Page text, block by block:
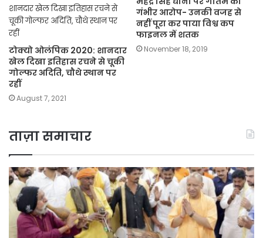
टोक्यो ओलंपिक 2020: शानदार
खेल दिखा इतिहास रचने से चूकी
गोल्फर अदिति, चौथे स्थान पर
रहीं
August 7, 2021
गंभीर आरोप- उनकी वजह से
नहीं पूरा कर पाया विश्व कप
फाइनल में शतक
November 18, 2019
ताज़ा समाचार